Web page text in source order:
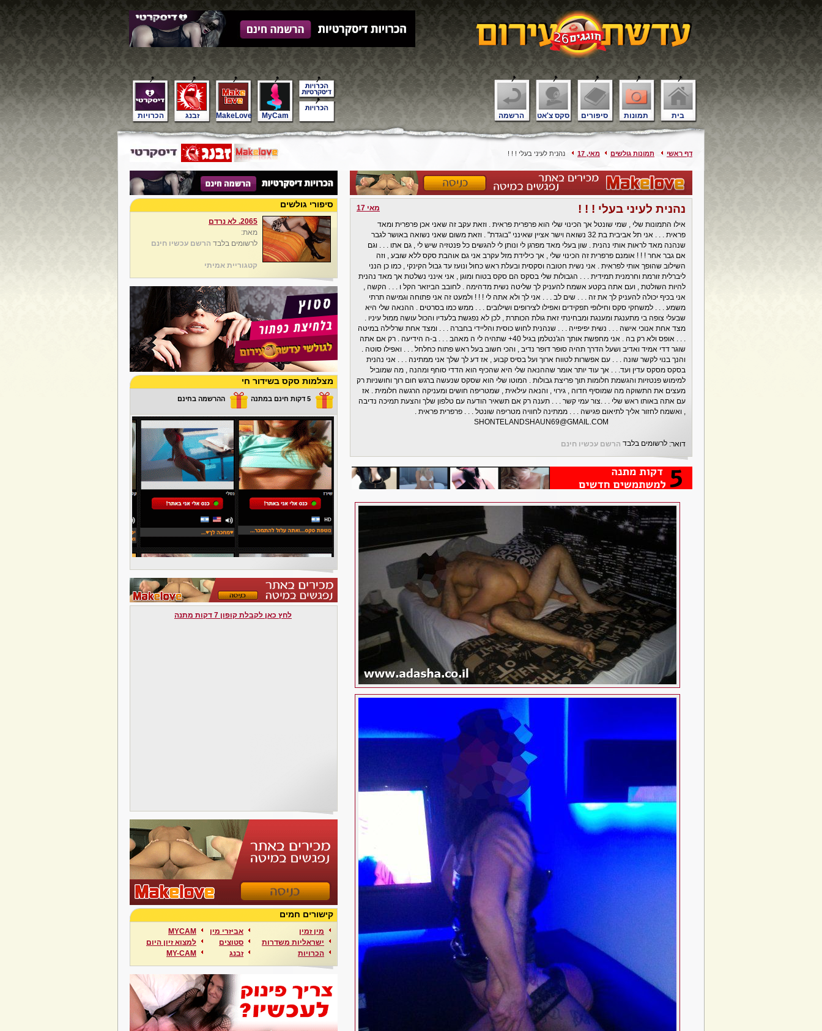
בית תמונות סיפורים סקס צ'אט הרשמה הכרויות זבנג MakeLove MyCam
דף ראשי תמונות גולשים מאי, 17 נהנית לעיני בעלי ! ! !
נהנית לעיני בעלי ! ! !
מאי 17
אילו התמונות שלי , שמי שונטל אך הכינוי שלי הוא פרפרית פראית . וזאת עקב זה שאני אכן פרפרית ומאד
פראית . . . אני תל אביבית בת 32 נשואה וישר אציין שאינני "בוגדת" . וזאת משום שאני נשואה באושר לגבר
שנהנה מאד לראות אותי נהנית . שון בעלי מאד מפרגן לי ונותן לי להגשים כל פנטזיה שיש לי , גם אתו . . . וגם
אם גבר אחר ! ! ! אומנם פרפרית זה הכינוי שלי , אך כילידת מזל עקרב אני גם אוהבת סקס ללא שובע , וזה
השילוב שהופך אותי לפראית . אני נשית חטובה וסקסית ובעלת ראש כחול ונועז עד גבול הקינקי , כמו כן הנני
ליברלית זורמת וחרמנית תמידית . . . הגבולות שלי בסקס הם סקס בטוח ומוגן , אני אינני נשלטת אך מאד נהנית
להיות השולטת , ועם אתה בקטע אשמח להעניק לך שליטה נשית מדהימה . לחובב הביזאר הקל ו . . . הקשה ,
אני בכיף יכולה להעניק לך את זה . . . שים לב . . . אני לך ולא אתה לי ! ! ! ולמעט זה אני פתוחה וגמישה תרתי
משמע . . . למשחקי סקס וחילופי תפקידים ואפילו לצירופים ושילובים . . . ממש כמו בסרטים . ההנאה שלי היא
שבעלי צופה בי מתענגת ומענגת ומבחינתי זאת גולת הכותרת , לכן לא נפגשת בלעדיו והכול עושה ממול עיניו .
מצד אחת אנוכי אישה . . . נשית יפיפייה . . . שנהנית לחוש כוסית והליידי בחברה . . . ומצד אחת שרלילה במיטה
. . . אופס ולא רק בה . אני מחפשת אותך הג'נטלמן בגיל 40+ שתהיה לי ה מאהב . . . ב-ה הידיעה . רק אם אתה
שוגר דדי אמיד ואדיב ושעל הדרך תהיה סופר דופר נדיב , והכי חשוב בעל ראש פתוח כחלחל . . . ואפילו סוטה .
והנך בנוי לקשר שונה . . . עם אפשרות לטווח ארוך ועל בסיס קבוע , אז דע לך שלך אני ממתינה . . . אני נהנית
בסקס מסקס עדין ועד. . . אך עוד יותר אומר שההנאה שלי היא שהכיף הוא הדדי סוחף ומהנה , מה שמוביל
למימוש פנטזיות והגשמת חלומות תוך פריצת גבולות . המוטו שלי הוא שסקס שנעשה ברגש חום רוך וחושניות רק
מעצים את התשוקה מה שמוסיף חדוה , גירוי , והנאה עילאית , שמטריפה חושים ומעניקה הרגשה חלומית . אז
עם אתה באותו ראש שלי . . .צור עמי קשר . . . תענה רק אם תשאיר הודעה עם טלפון שלך והצעת תמיכה נדיבה
, ואשמח לחזור אליך לתיאום פגישה . . . ממתינה לחוויה מטריפה שונטל . . . פרפרית פראית .
SHONTELANDSHAUN69@GMAIL.COM
דואר: לרשומים בלבד הרשם עכשיו חינם
סיפורי גולשים
2065. לא נרדם
מאת:
לרשומים בלבד הרשם עכשיו חינם
קטגוריית אמיתי
מצלמות סקס בשידור חי
5 דקות חינם במתנה ההרשמה בחינם
לחץ כאן לקבלת קופון 7 דקות מתנה
קישורים חמים
מין זמין
ישראליות משדרות
הכרויות
אביזרי מין
סטוצים
זבנג
MYCAM
למצוא זיון היום
MY-CAM